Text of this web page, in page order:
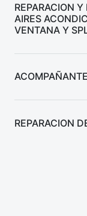
REPARACION
AIRES
VENTANA Y
REPARACION